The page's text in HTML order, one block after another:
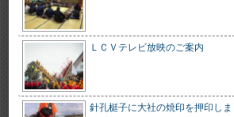
ＬＣＶテレビ放映のご案内
針孔梃子に大社の焼印を押印しま